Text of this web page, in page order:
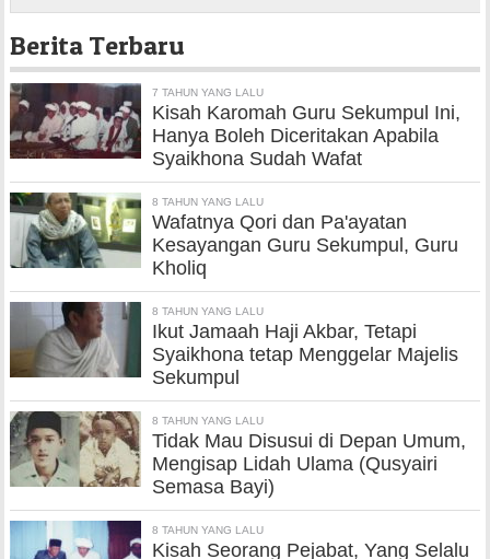
Berita Terbaru
7 TAHUN YANG LALU
Kisah Karomah Guru Sekumpul Ini,
Hanya Boleh Diceritakan Apabila
Syaikhona Sudah Wafat
8 TAHUN YANG LALU
Wafatnya Qori dan Pa'ayatan
Kesayangan Guru Sekumpul, Guru
Kholiq
8 TAHUN YANG LALU
Ikut Jamaah Haji Akbar, Tetapi
Syaikhona tetap Menggelar Majelis
Sekumpul
8 TAHUN YANG LALU
Tidak Mau Disusui di Depan Umum,
Mengisap Lidah Ulama (Qusyairi
Semasa Bayi)
8 TAHUN YANG LALU
Kisah Seorang Pejabat, Yang Selalu